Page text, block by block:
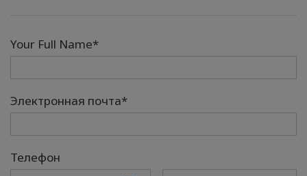
Your Full Name*
Электронная почта*
Телефон